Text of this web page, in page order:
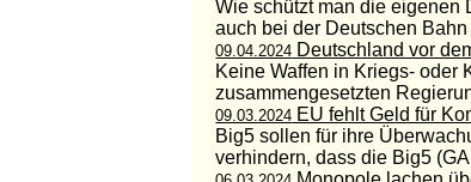
Wie schützt man die eigenen
auch bei der Deutschen
09.04.2024 Deutschland vor
Keine Waffen in Kriegs- oder
zusammengesetzten
09.03.2024 EU fehlt Geld für
Big5 sollen für ihre
verhindern, dass die Big5